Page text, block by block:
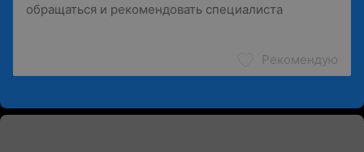
Рекомендую